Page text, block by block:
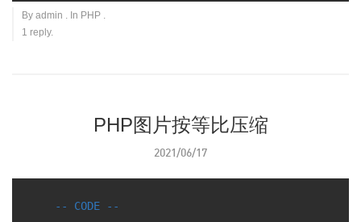
By admin . In PHP .
1 reply.
PHP图片按等比压缩
2021/06/17